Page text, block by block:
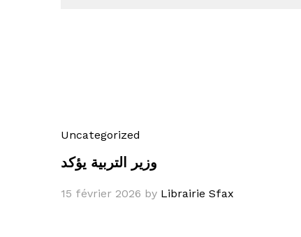
Uncategorized
وزير التربية يؤكد
15 février 2026 by Librairie Sfax